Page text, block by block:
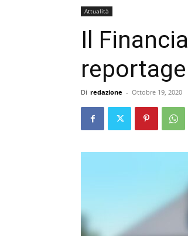
Attualità
Il
Di redazione - Ottobre 19, 2020